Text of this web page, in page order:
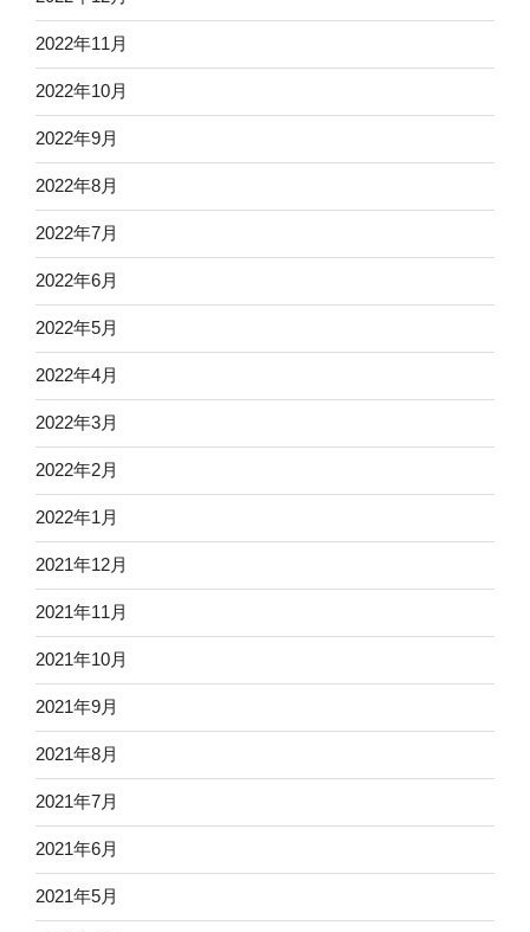
2022年11月
2022年10月
2022年9月
2022年8月
2022年7月
2022年6月
2022年5月
2022年4月
2022年3月
2022年2月
2022年1月
2021年12月
2021年11月
2021年10月
2021年9月
2021年8月
2021年7月
2021年6月
2021年5月